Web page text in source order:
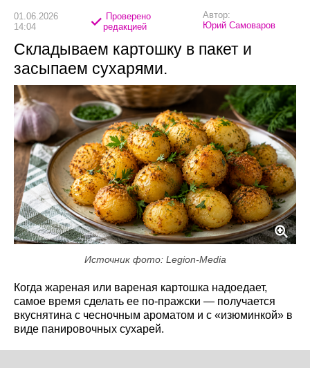
01.06.2026
14:04
Проверено
редакцией
Автор:
Юрий Самоваров
Складываем картошку в пакет и
засыпаем сухарями.
Источник фото: Legion-Media
Когда жареная или вареная картошка надоедает,
самое время сделать ее по-пражски — получается
вкуснятина с чесночным ароматом и с «изюминкой» в
виде панировочных сухарей.